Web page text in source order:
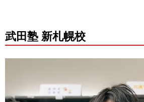
武田塾 新札幌校